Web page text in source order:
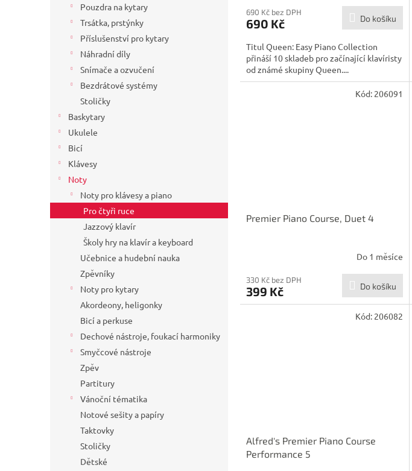
Pouzdra na kytary
Trsátka, prstýnky
Příslušenství pro kytary
Náhradní díly
Snímače a ozvučení
Bezdrátové systémy
Stoličky
Baskytary
Ukulele
Bicí
Klávesy
Noty
Noty pro klávesy a piano
Pro čtyři ruce
Jazzový klavír
Školy hry na klavír a keyboard
Učebnice a hudební nauka
Zpěvníky
Noty pro kytary
Akordeony, heligonky
Bicí a perkuse
Dechové nástroje, foukací harmoniky
Smyčcové nástroje
Zpěv
Partitury
Vánoční tématika
Notové sešity a papíry
Taktovky
Stoličky
Dětské
690 Kč bez DPH
690 Kč Do košíku
Titul Queen: Easy Piano Collection
přináší 10 skladeb pro začínající klavíristy
od známé skupiny Queen....
Premier Piano Course, Duet 4
Do 1 měsíce
330 Kč bez DPH
399 Kč Do košíku
Kód: 206091
Alfred's Premier Piano Course
Performance 5
Kód: 206082